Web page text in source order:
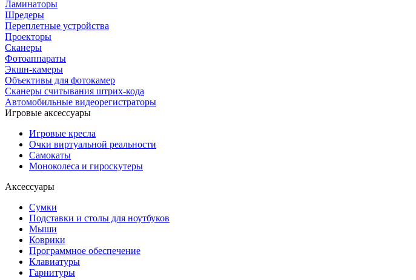
Ламинаторы
Шредеры
Переплетные устройства
Проекторы
Сканеры
Фотоаппараты
Экшн-камеры
Объективы для фотокамер
Сканеры считывания штрих-кода
Автомобильные видеорегистраторы
Игровые аксессуары
Игровые кресла
Очки виртуальной реальности
Самокаты
Моноколеса и гироскутеры
Аксессуары
Сумки
Подставки и столы для ноутбуков
Мыши
Коврики
Программное обеспечение
Клавиатуры
Гарнитуры